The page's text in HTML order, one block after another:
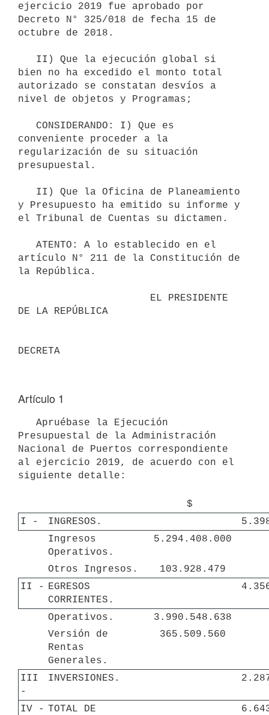
ejercicio 2019 fue aprobado por
Decreto N° 325/018 de fecha 15 de
octubre de 2018.
bien no ha excedido el monto total
autorizado se constatan desvíos a
nivel de objetos y Programas;
conveniente proceder a la
regularización de su situación
presupuestal.
y Presupuesto ha emitido su informe y
el Tribunal de Cuentas su dictamen.
artículo N° 211 de la Constitución de
la República.
DE LA REPÚBLICA
DECRETA
Artículo 1
Presupuestal de la Administración
Nacional de Puertos correspondiente
al ejercicio 2019, de acuerdo con el
siguiente detalle:
$
I -
INGRESOS.
Ingresos
Operativos.
Otros Ingresos.
103.928.479
II - EGRESOS
CORRIENTES.
Operativos.
Versión de
Rentas
Generales.
365.509.560
III
-
INVERSIONES.
IV - TOTAL DE